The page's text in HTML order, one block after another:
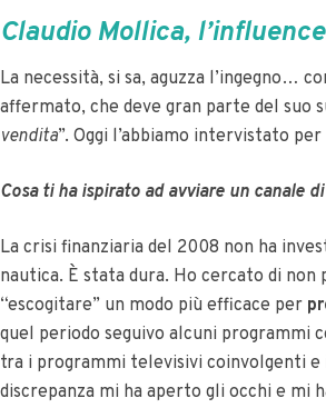
Claudio Mollica,
La necessità, si sa, aguzza l’ingegno…
affermato, che deve gran parte del suo
vendita”. Oggi l’abbiamo intervistato
Cosa ti ha ispirato ad avviare un canale
La crisi finanziaria del 2008 non ha
nautica. È stata dura. Ho cercato di
“escogitare” un modo più efficace per
quel periodo seguivo alcuni programmi
tra i programmi televisivi coinvolgenti
discrepanza mi ha aperto gli occhi e